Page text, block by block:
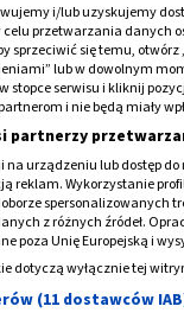
tarczycy -
Czy daje przerzuty?
i/lub uzyskujemy
przetwarzania danych
sprzeciwić się temu,
lub w dowolnym
stopce serwisu i kliknij
i nie będą miały
partnerzy
urządzeniu lub dostęp
reklam. Wykorzystanie
spersonalizowanych
z różnych źródeł.
poza Unię Europejską i
dotyczą wyłącznie tej
(11 dostawców